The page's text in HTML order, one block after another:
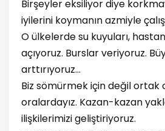
Birşeyler eksiliyor diye
iyilerini koymanın azmiyle
O ülkelerde su kuyuları,
açıyoruz. Burslar veriyoruz.
arttırıyoruz...
Biz sömürmek için değil ortak
oralardayız. Kazan-kazan
ilişkilerimizi geliştiriyoruz.